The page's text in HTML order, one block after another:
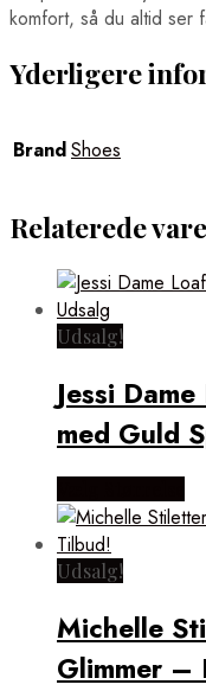
komfort, så du altid ser
Yderligere
BrandShoes
Relaterede
Udsalg!
Jessi
med Guld
Udsalg!
Michelle
Glimmer –